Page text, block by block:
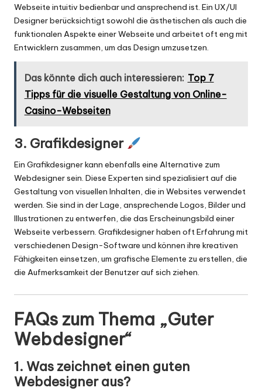
Webseite intuitiv bedienbar und ansprechend ist. Ein UX/UI
Designer berücksichtigt sowohl die ästhetischen als auch die
funktionalen Aspekte einer Webseite und arbeitet oft eng mit
Entwicklern zusammen, um das Design umzusetzen.
Das könnte dich auch interessieren: Top 7
Tipps für die visuelle Gestaltung von Online-
Casino-Webseiten
3. Grafikdesigner
Ein Grafikdesigner kann ebenfalls eine Alternative zum
Webdesigner sein. Diese Experten sind spezialisiert auf die
Gestaltung von visuellen Inhalten, die in Websites verwendet
werden. Sie sind in der Lage, ansprechende Logos, Bilder und
Illustrationen zu entwerfen, die das Erscheinungsbild einer
Webseite verbessern. Grafikdesigner haben oft Erfahrung mit
verschiedenen Design-Software und können ihre kreativen
Fähigkeiten einsetzen, um grafische Elemente zu erstellen, die
die Aufmerksamkeit der Benutzer auf sich ziehen.
FAQs zum Thema „Guter
Webdesigner“
1. Was zeichnet einen guten
Webdesigner aus?